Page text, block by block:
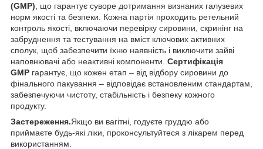
(GMP) , що гарантує суворе дотримання визнаних галузевих
норм якості та безпеки. Кожна партія проходить ретельний
контроль якості, включаючи перевірку сировини, скринінг на
забруднення та тестування на вміст ключових активних
сполук, щоб забезпечити їхню наявність і виключити зайві
наповнювачі або неактивні компоненти. Сертифікація
GMP гарантує, що кожен етап – від відбору сировини до
фінального пакування – відповідає встановленим стандартам,
забезпечуючи чистоту, стабільність і безпеку кожного
продукту.
Застереження.Якщо ви вагітні, годуєте груддю або
приймаєте будь-які ліки, проконсультуйтеся з лікарем перед
використанням.